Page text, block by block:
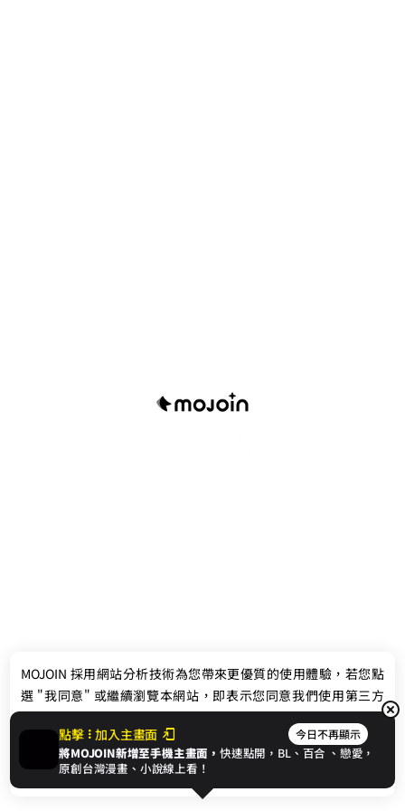
聯絡我們
© 2024 gamania Digital Entertainment Co., Ltd.
點擊 加入主畫面 今日不再顯示
將MOJOIN新增至手機主畫面，快速點開，BL、 百合 、戀愛，
原創台灣漫畫、小說線上看！
MOJOIN 採用網站分析技術為您帶來更優質的使用體驗，若您點
選 "我同意" 或繼續瀏覽本網站，即表示您同意我們使用第三方
Cookie，欲瞭解更多資訊請見隱私權政策。
我同意